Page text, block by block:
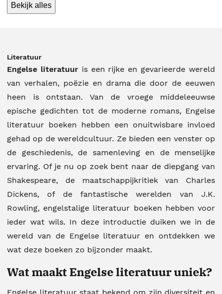
Bekijk alles
Literatuur
Engelse literatuuris een rijke en gevarieerde wereld
van verhalen, poëzie en drama die door de eeuwen
heen is ontstaan. Van de vroege middeleeuwse
epische gedichten tot de moderne romans, Engelse
literatuur boeken hebben een onuitwisbare invloed
gehad op de wereldcultuur. Ze bieden een venster op
de geschiedenis, de samenleving en de menselijke
ervaring. Of je nu op zoek bent naar de diepgang van
Shakespeare, de maatschappijkritiek van Charles
Dickens, of de fantastische werelden van J.K.
Rowling, engelstalige literatuur boeken hebben voor
ieder wat wils. In deze introductie duiken we in de
wereld van de Engelse literatuur en ontdekken we
wat deze boeken zo bijzonder maakt.
Wat maakt Engelse literatuur uniek?
Engelse literatuur staat bekend om zijn diversiteit en